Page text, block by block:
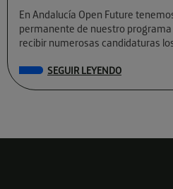
En Andalucía Open Future
permanente de nuestro
recibir numerosas candidaturas
SEGUIR LEYENDO